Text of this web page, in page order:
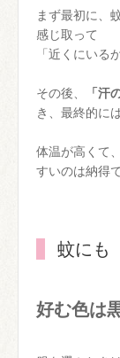
まず最初に、
感じ取って
「近くにいる
その後、 「汗
き、最終的に
体温が高くて
すいのは納得
蚊にも
好む色は